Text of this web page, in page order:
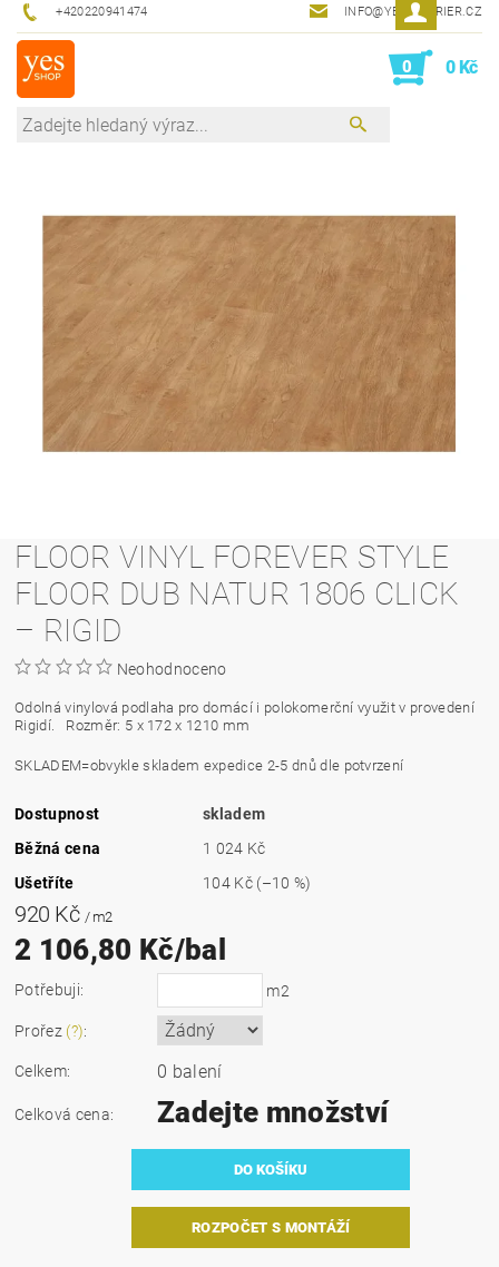
+420220941474 INFO@YESINTERIER.CZ
0 0 Kč
FLOOR VINYL FOREVER STYLE
FLOOR DUB NATUR 1806 CLICK
– RIGID
Neohodnoceno
Odolná vinylová podlaha pro domácí i polokomerční využit v provedení
Rigidí.
Rozměr: 5 x 172 x 1210 mm
SKLADEM=obvykle skladem expedice 2-5 dnů dle potvrzení
Dostupnost
skladem
Běžná cena
1 024 Kč
Ušetříte
104 Kč (–10 %)
920 Kč / m2
2 106,80 Kč/bal
Potřebuji: m2
Prořez (?):
Celkem: 0 balení
Celková cena: Zadejte množství
ROZPOČET S MONTÁŽÍ